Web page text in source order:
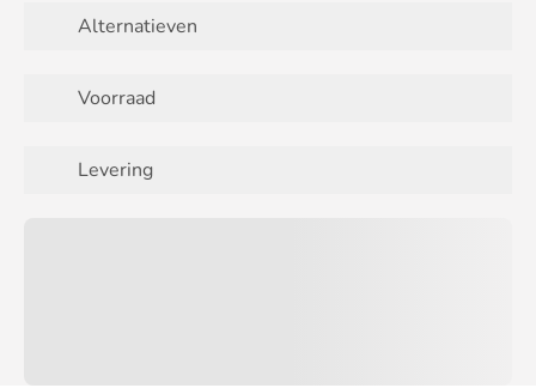
Alternatieven
Voorraad
Levering